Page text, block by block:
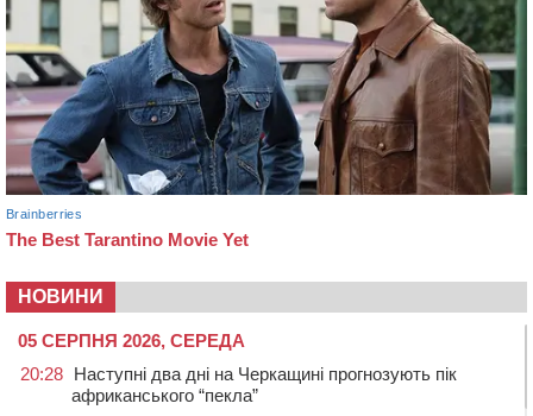
НОВИНИ
05 СЕРПНЯ 2026, СЕРЕДА
20:28 Наступні два дні на Черкащині прогнозують пік
африканського “пекла”